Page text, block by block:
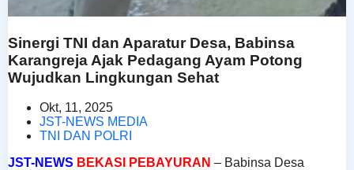
Sinergi TNI dan Aparatur Desa, Babinsa
Karangreja Ajak Pedagang Ayam Potong
Wujudkan Lingkungan Sehat
Okt, 11, 2025
JST-NEWS MEDIA
TNI DAN POLRI
JST-NEWS BEKASI PEBAYURAN – Babinsa Desa